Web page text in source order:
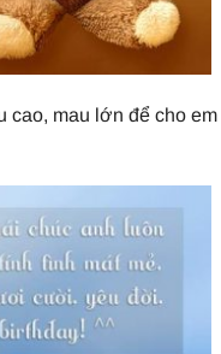
cao, mau lớn để cho